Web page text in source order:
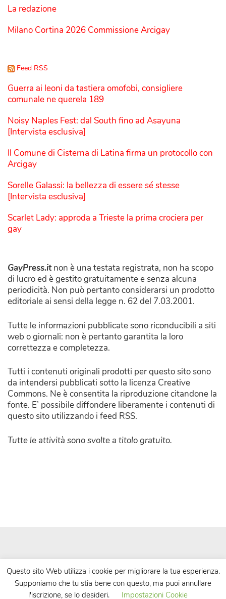
La redazione
Milano Cortina 2026 Commissione Arcigay
Feed RSS
Guerra ai leoni da tastiera omofobi, consigliere
comunale ne querela 189
Noisy Naples Fest: dal South fino ad Asayuna
[Intervista esclusiva]
Il Comune di Cisterna di Latina firma un protocollo con
Arcigay
Sorelle Galassi: la bellezza di essere sé stesse
[Intervista esclusiva]
Scarlet Lady: approda a Trieste la prima crociera per
gay
GayPress.itnon è una testata registrata, non ha scopo
di lucro ed è gestito gratuitamente e senza alcuna
periodicità. Non può pertanto considerarsi un prodotto
editoriale ai sensi della legge n. 62 del 7.03.2001.
Tutte le informazioni pubblicate sono riconducibili a siti
web o giornali: non è pertanto garantita la loro
correttezza e completezza.
Tutti i contenuti originali prodotti per questo sito sono
da intendersi pubblicati sotto la licenza Creative
Commons. Ne è consentita la riproduzione citandone la
fonte. E’ possibile diffondere liberamente i contenuti di
questo sito utilizzando i feed RSS.
Tutte le attività sono svolte a titolo gratuito.
| Powered byWordPress| Theme byTheBootstrapThemes
Questo sito Web utilizza i cookie per migliorare la tua esperienza.
Supponiamo che tu stia bene con questo, ma puoi annullare
l'iscrizione, se lo desideri.
Impostazioni Cookie